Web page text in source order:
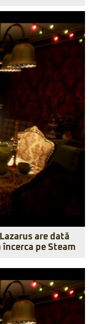
are dată
pe Steam